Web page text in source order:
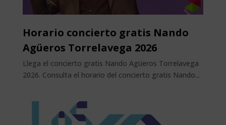
Horario concierto gratis Nando
Agüeros Torrelavega 2026
Llega el concierto gratis Nando Agüeros Torrelavega
2026. Consulta el horario del concierto gratis Nando...